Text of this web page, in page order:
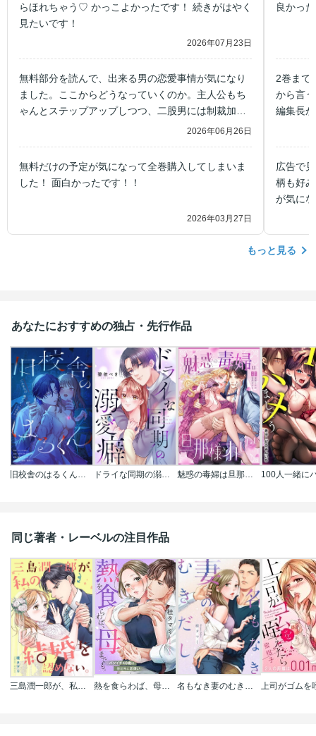
らほれちゃう♡ かっこよかったです！ 続きがはやく
見たいです！
2026年07月23日
無料部分を読んで、出来る男の恋愛事情が気になり
ました。ここからどうなっていくのか。主人公もち
ゃんとステップアップしつつ、二股男には制裁加え
2026年06月26日
無料だけの予定が気になって全巻購入してしまいま
した！ 面白かったです！！
2026年03月27日
良かっ
2巻まで
から言
編集長
楽しく
広告で
柄も好
が気に
もっと見る
あなたにおすすめの独占・先行作品
旧校舎のはるくん～二人きりの鬼ごっこ、しよう？ ドライな同期の溺愛癖 魅惑の毒婦は旦那様をオトしたい
同じ著者・レーベルの注目作品
三島潤一郎が、私の結婚を認めない。 熱を食らわば、母までも。～バツイチ４０歳は想定外に恋煩い【フルカラー】 名もなき妻のむきだし